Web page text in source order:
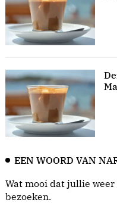
EEN WOORD VAN
Wat mooi dat jullie
bezoeken.